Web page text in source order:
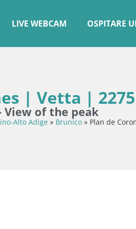
LIVE WEBCAM OSPITARE
| Vetta |
View of the peak
Alto Adige » Brunico » Plan de